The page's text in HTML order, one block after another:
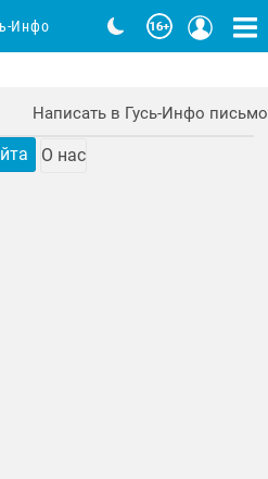
Написать в Гусь-Инфо письмо
О нас
Инфо